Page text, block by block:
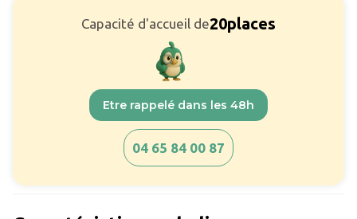
Capacité d'accueil de20places
Etre rappelé dans les 48h
04 65 84 00 87